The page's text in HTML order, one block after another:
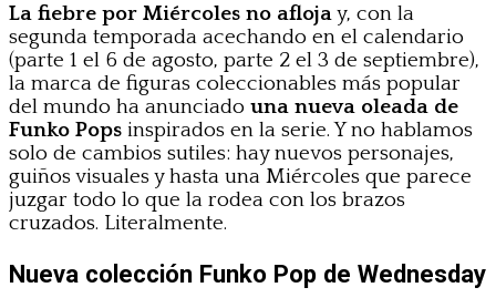
La fiebre por Miércoles no aflojay, con la
segunda temporada acechando en el calendario
(parte 1 el 6 de agosto, parte 2 el 3 de septiembre),
la marca de figuras coleccionables más popular
del mundo ha anunciado una nueva oleada de
Funko Pops inspirados en la serie. Y no hablamos
solo de cambios sutiles: hay nuevos personajes,
guiños visuales y hasta una Miércoles que parece
juzgar todo lo que la rodea con los brazos
cruzados. Literalmente.
Nueva colección Funko Pop de Wednesday